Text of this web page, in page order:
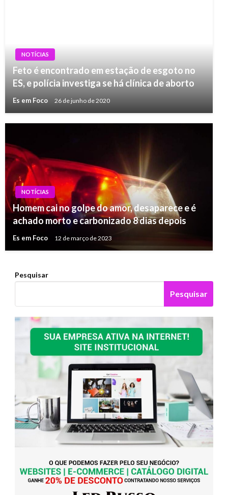
NOTÍCIAS
Feto é encontrado em estação de esgoto no
ES, e polícia investiga se há clínica de aborto
Es em Foco 26 de junho de 2020
NOTÍCIAS
Homem cai no golpe do amor, desaparece e é
achado morto e carbonizado 8 dias depois
Es em Foco 12 de março de 2023
Pesquisar
Pesquisar